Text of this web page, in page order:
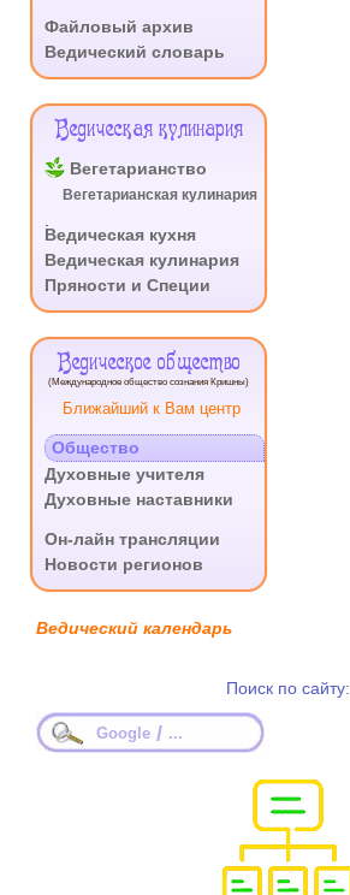
Файловый архив
Ведический словарь
Ведическая кулинария
Вегетарианство
Вегетарианская кулинария
Ведическая кухня
Ведическая кулинария
Пряности и Специи
Ведическое общество
(Международное общество сознания Кришны)
Ближайший к Вам центр
Общество
Духовные учителя
Духовные наставники
Он-лайн трансляции
Новости регионов
Ведический календарь
Поиск по сайту:
Google / ...